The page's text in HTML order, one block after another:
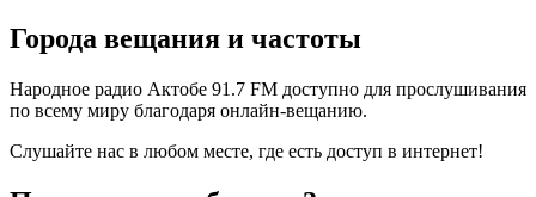
Города вещания и частоты
Народное радио Актобе 91.7 FM доступно для прослушивания
по всему миру благодаря онлайн-вещанию.
Слушайте нас в любом месте, где есть доступ в интернет!